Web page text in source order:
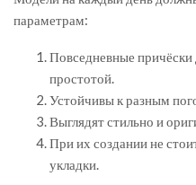
параметрам:
Повседневные причёски
простотой.
Устойчивы к разным
Выглядят стильно и
При их создании не
укладки.